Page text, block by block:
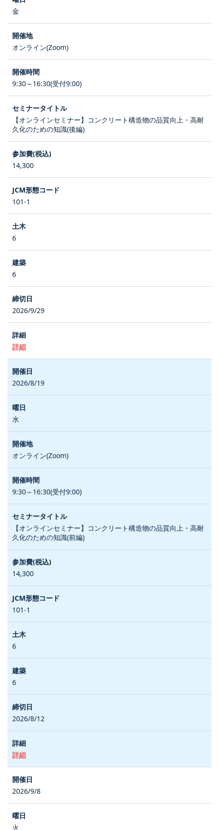
金
オンライン(Zoom)
9:30～16:30(受付9:00)
【オンラインセミナー】コンクリート構造物の品質向上・高耐
久化のための知識(後編)
14,300
101-1
6
6
2026/9/29
詳細
2026/8/19
水
オンライン(Zoom)
9:30～16:30(受付9:00)
【オンラインセミナー】コンクリート構造物の品質向上・高耐
久化のための知識(前編)
14,300
101-1
6
6
2026/8/12
詳細
2026/9/8
火